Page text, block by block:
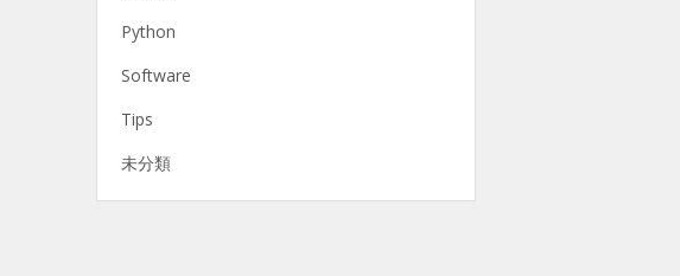
Python
Software
Tips
未分類